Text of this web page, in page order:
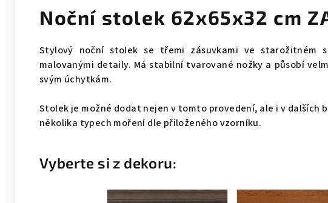
Noční stolek 62x65x32 cm
Stylový noční stolek se třemi zásuvkami ve starožitném
malovanými detaily. Má stabilní tvarované nožky a působí
svým úchytkám.
Stolek je možné dodat nejen v tomto provedení, ale i v dalších
několika typech moření dle přiloženého vzorníku.
Vyberte si z dekoru: